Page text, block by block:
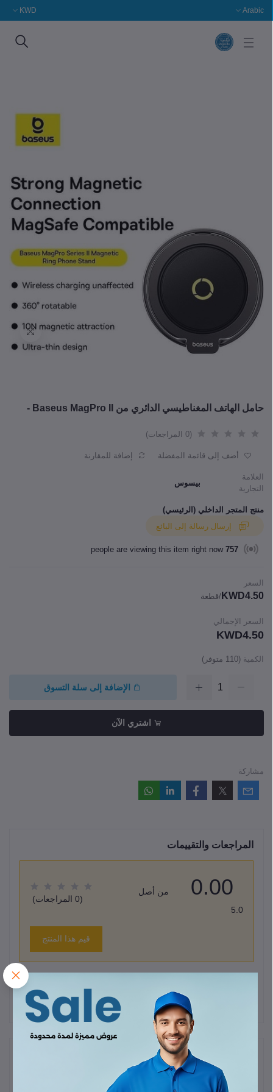
Arabic
KWD
حامل الهاتف المغناطيسي الدائري من Baseus MagPro II -
(0 المراجعات)
أضف إلى قائمة المفضلة إضافة للمقارنة
العلامة
التجارية
بيسوس
منتج المتجر الداخلي (الرئيسي)
757
people are viewing this item right now
السعر
KWD4.50 /قطعة
السعر الإجمالي
KWD4.50
الكمية (
110 متوفر)
الإضافة إلى سلة التسوق
اشتري الآن
مشاركة
المراجعات والتقييمات
0.00
من أصل
5.0
(0 المراجعات)
قيم هذا المنتج
لا يوجد هناك مراجعات لهذا المنتج حتى الآن.